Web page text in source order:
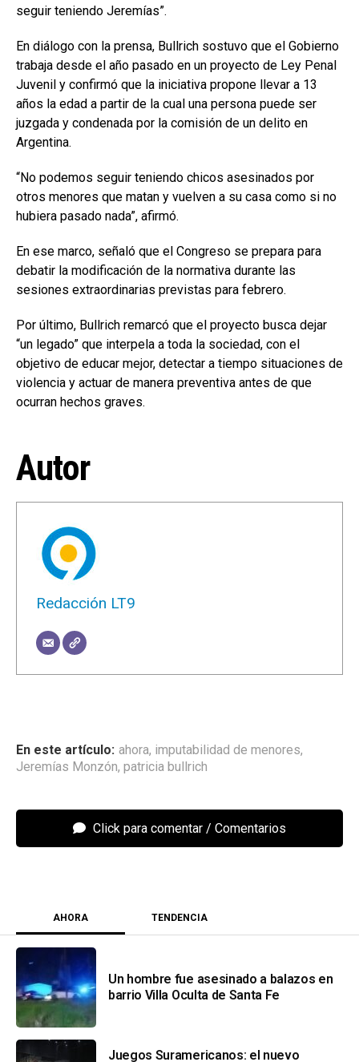
seguir teniendo Jeremías”.
En diálogo con la prensa, Bullrich sostuvo que el Gobierno
trabaja desde el año pasado en un proyecto de Ley Penal
Juvenil y confirmó que la iniciativa propone llevar a 13
años la edad a partir de la cual una persona puede ser
juzgada y condenada por la comisión de un delito en
Argentina.
“No podemos seguir teniendo chicos asesinados por
otros menores que matan y vuelven a su casa como si no
hubiera pasado nada”, afirmó.
En ese marco, señaló que el Congreso se prepara para
debatir la modificación de la normativa durante las
sesiones extraordinarias previstas para febrero.
Por último, Bullrich remarcó que el proyecto busca dejar
“un legado” que interpela a toda la sociedad, con el
objetivo de educar mejor, detectar a tiempo situaciones de
violencia y actuar de manera preventiva antes de que
ocurran hechos graves.
Autor
Redacción LT9
ahora, imputabilidad de menores,
Jeremías Monzón, patricia bullrich
Click para comentar
AHORA TENDENCIA
Un hombre fue asesinado a balazos en
barrio Villa Oculta de Santa Fe
Juegos Suramericanos: el nuevo